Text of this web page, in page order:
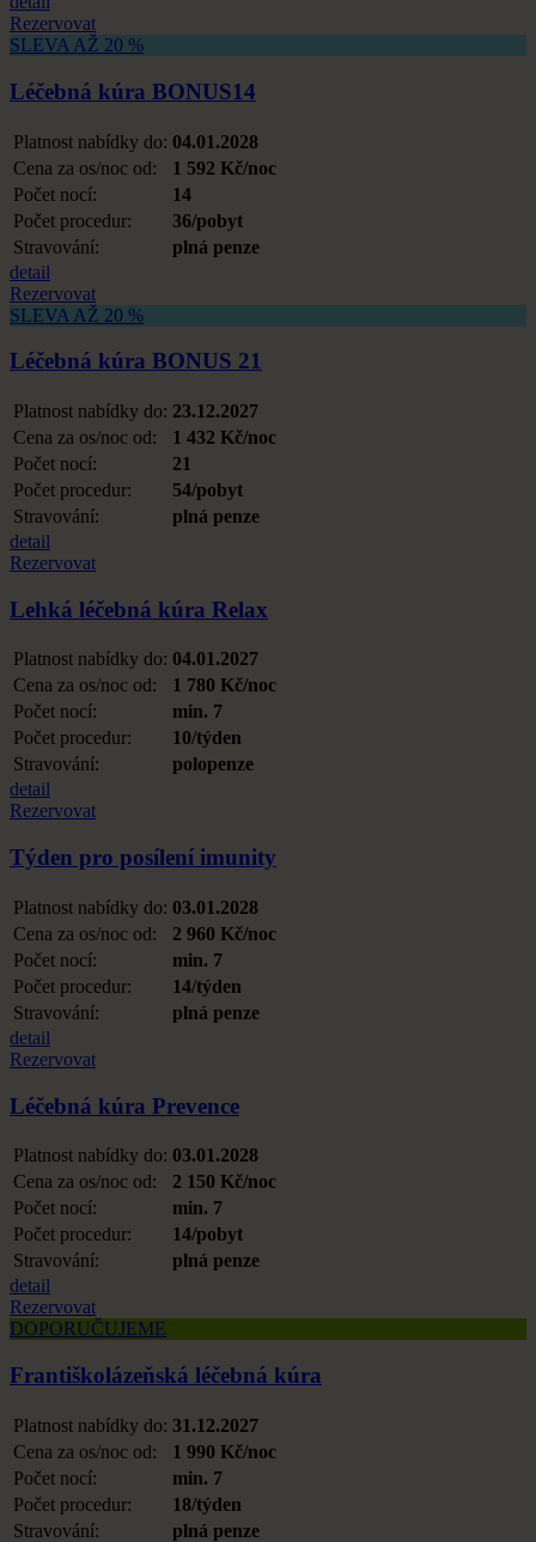
Rezervovat
SLEVA AŽ 20 %
Léčebná kúra BONUS14
Platnost nabídky do: 04.01.2028
Cena za os/noc od:
1 592 Kč/noc
Počet nocí:
14
Počet procedur:
36/pobyt
Stravování:
plná penze
detail
Rezervovat
SLEVA AŽ 20 %
Léčebná kúra BONUS 21
Platnost nabídky do: 23.12.2027
Cena za os/noc od:
1 432 Kč/noc
Počet nocí:
21
Počet procedur:
54/pobyt
Stravování:
plná penze
detail
Rezervovat
Lehká léčebná kúra Relax
Platnost nabídky do: 04.01.2027
Cena za os/noc od:
1 780 Kč/noc
Počet nocí:
min. 7
Počet procedur:
10/týden
Stravování:
polopenze
detail
Rezervovat
Týden pro posílení imunity
Platnost nabídky do: 03.01.2028
Cena za os/noc od:
2 960 Kč/noc
Počet nocí:
min. 7
Počet procedur:
14/týden
Stravování:
plná penze
detail
Rezervovat
Léčebná kúra Prevence
Platnost nabídky do: 03.01.2028
Cena za os/noc od:
2 150 Kč/noc
Počet nocí:
min. 7
Počet procedur:
14/pobyt
Stravování:
plná penze
detail
Rezervovat
DOPORUČUJEME
Františkolázeňská léčebná kúra
Platnost nabídky do: 31.12.2027
Cena za os/noc od:
1 990 Kč/noc
Počet nocí:
min. 7
Počet procedur:
18/týden
Stravování:
plná penze